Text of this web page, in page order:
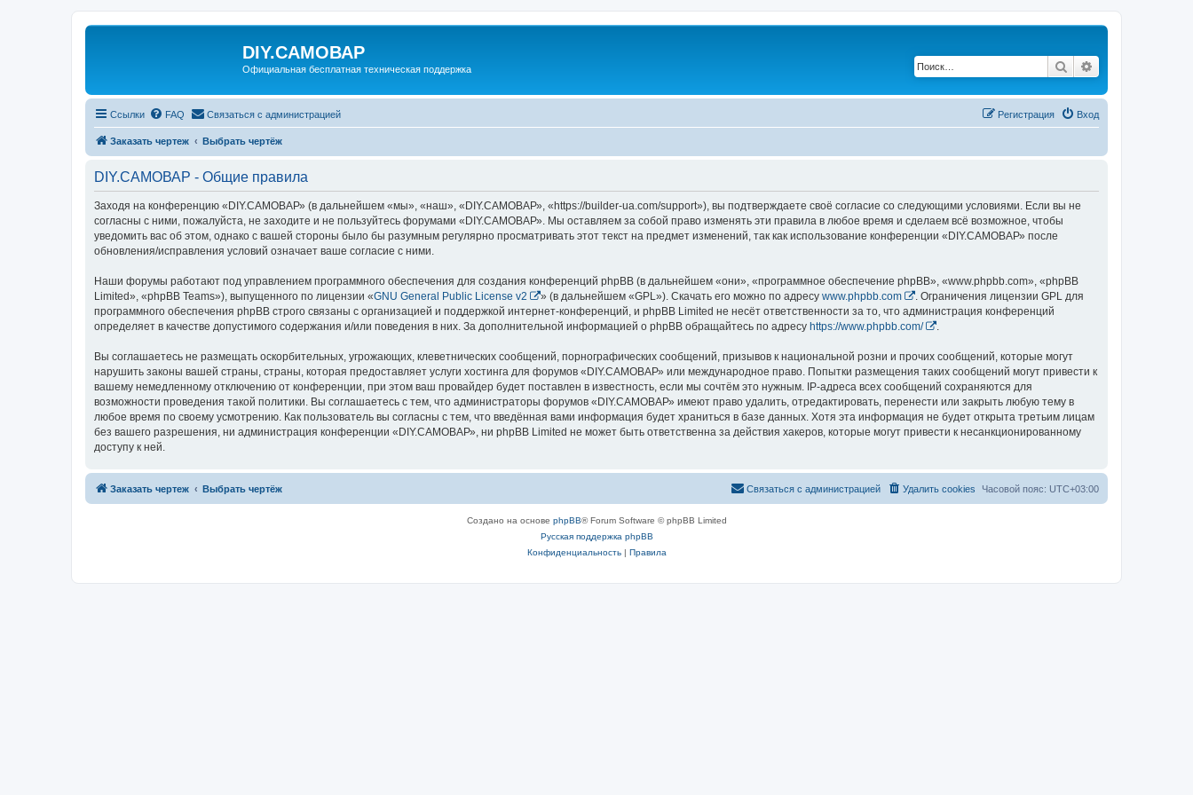
DIY.САМОВАР
Официальная бесплатная техническая поддержка Поиск
Ссылки FAQ Связаться с администрацией Вход
Регистрация
Заказать чертеж Выбрать чертёж
DIY.САМОВАР - Общие правила
Заходя на конференцию «DIY.САМОВАР» (в дальнейшем «мы», «наш», «DIY.САМОВАР», «https://builder-ua.com/support»), вы подтверждаете своё согласие со следующими условиями. Если вы не
согласны с ними, пожалуйста, не заходите и не пользуйтесь форумами «DIY.САМОВАР». Мы оставляем за собой право изменять эти правила в любое время и сделаем всё возможное, чтобы
уведомить вас об этом, однако с вашей стороны было бы разумным регулярно просматривать этот текст на предмет изменений, так как использование конференции «DIY.САМОВАР» после
обновления/исправления условий означает ваше согласие с ними.
Наши форумы работают под управлением программного обеспечения для создания конференций phpBB (в дальнейшем «они», «программное обеспечение phpBB», «www.phpbb.com», «phpBB
Limited», «phpBB Teams»), выпущенного по лицензии «GNU General Public License v2 » (в дальнейшем «GPL»). Скачать его можно по адресу www.phpbb.com
. Ограничения лицензии GPL для
программного обеспечения phpBB строго связаны с организацией и поддержкой интернет-конференций, и phpBB Limited не несёт ответственности за то, что администрация конференций
определяет в качестве допустимого содержания и/или поведения в них. За дополнительной информацией о phpBB обращайтесь по адресу https://www.phpbb.com/ .
Вы соглашаетесь не размещать оскорбительных, угрожающих, клеветнических сообщений, порнографических сообщений, призывов к национальной розни и прочих сообщений, которые могут
нарушить законы вашей страны, страны, которая предоставляет услуги хостинга для форумов «DIY.САМОВАР» или международное право. Попытки размещения таких сообщений могут привести к
вашему немедленному отключению от конференции, при этом ваш провайдер будет поставлен в известность, если мы сочтём это нужным. IP-адреса всех сообщений сохраняются для
возможности проведения такой политики. Вы соглашаетесь с тем, что администраторы форумов «DIY.САМОВАР» имеют право удалить, отредактировать, перенести или закрыть любую тему в
любое время по своему усмотрению. Как пользователь вы согласны с тем, что введённая вами информация будет храниться в базе данных. Хотя эта информация не будет открыта третьим лицам
без вашего разрешения, ни администрация конференции «DIY.САМОВАР», ни phpBB Limited не может быть ответственна за действия хакеров, которые могут привести к несанкционированному
доступу к ней.
Заказать чертеж Выбрать чертёж Часовой пояс: UTC+03:00
Удалить cookies
Связаться с администрацией
Создано на основе phpBB® Forum Software © phpBB Limited
Русская поддержка phpBB
Конфиденциальность| Правила